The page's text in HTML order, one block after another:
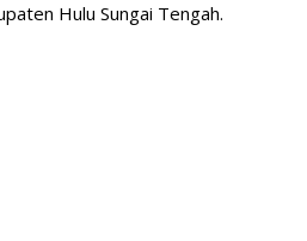
Hulu Sungai Tengah.